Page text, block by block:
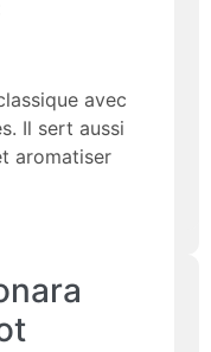
avec
Il sert aussi
aromatiser